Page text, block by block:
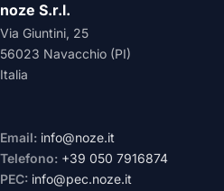
noze S.r.l.
Via Giuntini, 25
56023 Navacchio (PI)
Italia
Email: info@noze.it
Telefono: +39 050 7916874
PEC: info@pec.noze.it